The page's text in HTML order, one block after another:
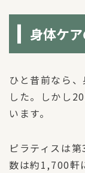
身体ケ
ひと昔前なら
した。しかし
います。
ピラティスは
数は約1,700軒